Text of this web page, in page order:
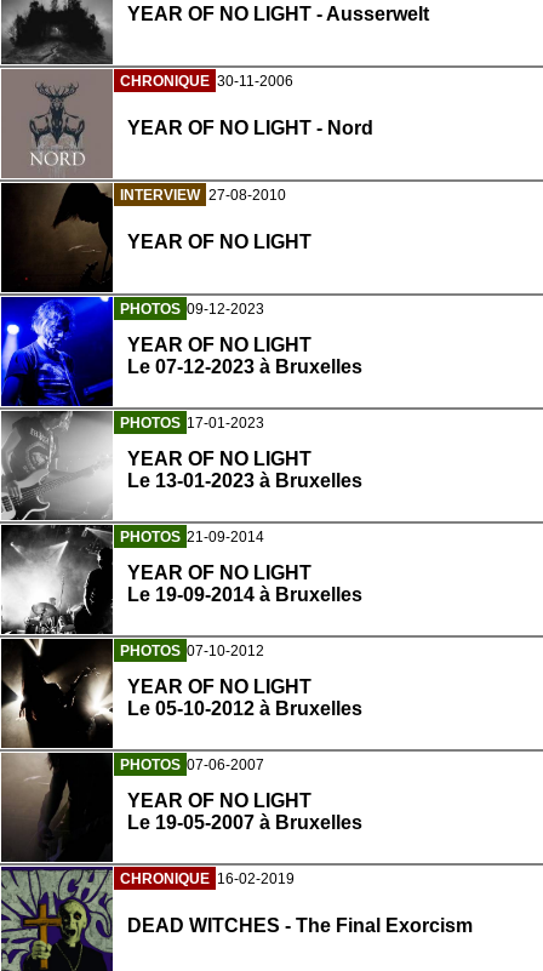
YEAR OF NO LIGHT - Ausserwelt
CHRONIQUE 30-11-2006
YEAR OF NO LIGHT - Nord
INTERVIEW 27-08-2010
YEAR OF NO LIGHT
PHOTOS 09-12-2023
YEAR OF NO LIGHT
Le 07-12-2023 à Bruxelles
PHOTOS 17-01-2023
YEAR OF NO LIGHT
Le 13-01-2023 à Bruxelles
PHOTOS 21-09-2014
YEAR OF NO LIGHT
Le 19-09-2014 à Bruxelles
PHOTOS 07-10-2012
YEAR OF NO LIGHT
Le 05-10-2012 à Bruxelles
PHOTOS 07-06-2007
YEAR OF NO LIGHT
Le 19-05-2007 à Bruxelles
CHRONIQUE 16-02-2019
DEAD WITCHES - The Final Exorcism